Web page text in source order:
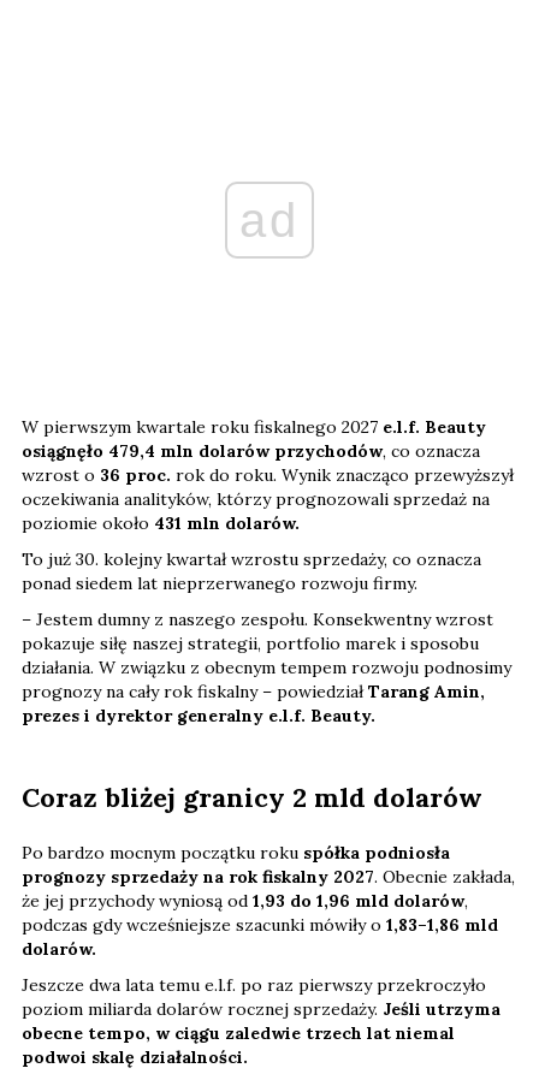
ad
W pierwszym kwartale roku fiskalnego 2027 e.l.f. Beauty
osiągnęło 479,4 mln dolarów przychodów, co oznacza
wzrost o 36 proc. rok do roku. Wynik znacząco przewyższył
oczekiwania analityków, którzy prognozowali sprzedaż na
poziomie około 431 mln dolarów.
To już 30. kolejny kwartał wzrostu sprzedaży, co oznacza
ponad siedem lat nieprzerwanego rozwoju firmy.
– Jestem dumny z naszego zespołu. Konsekwentny wzrost
pokazuje siłę naszej strategii, portfolio marek i sposobu
działania. W związku z obecnym tempem rozwoju podnosimy
prognozy na cały rok fiskalny – powiedziałTarang Amin,
prezes i dyrektor generalny e.l.f. Beauty.
Coraz bliżej granicy 2 mld dolarów
Po bardzo mocnym początku roku spółka podniosła
prognozy sprzedaży na rok fiskalny 2027. Obecnie zakłada,
że jej przychody wyniosą od 1,93 do 1,96 mld dolarów,
podczas gdy wcześniejsze szacunki mówiły o 1,83–1,86 mld
dolarów.
Jeszcze dwa lata temu e.l.f. po raz pierwszy przekroczyło
poziom miliarda dolarów rocznej sprzedaży. Jeśli utrzyma
obecne tempo, w ciągu zaledwie trzech lat niemal
podwoi skalę działalności.